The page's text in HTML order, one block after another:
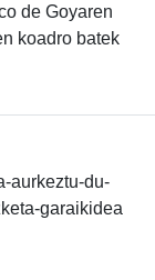
de Goyaren
koadro batek